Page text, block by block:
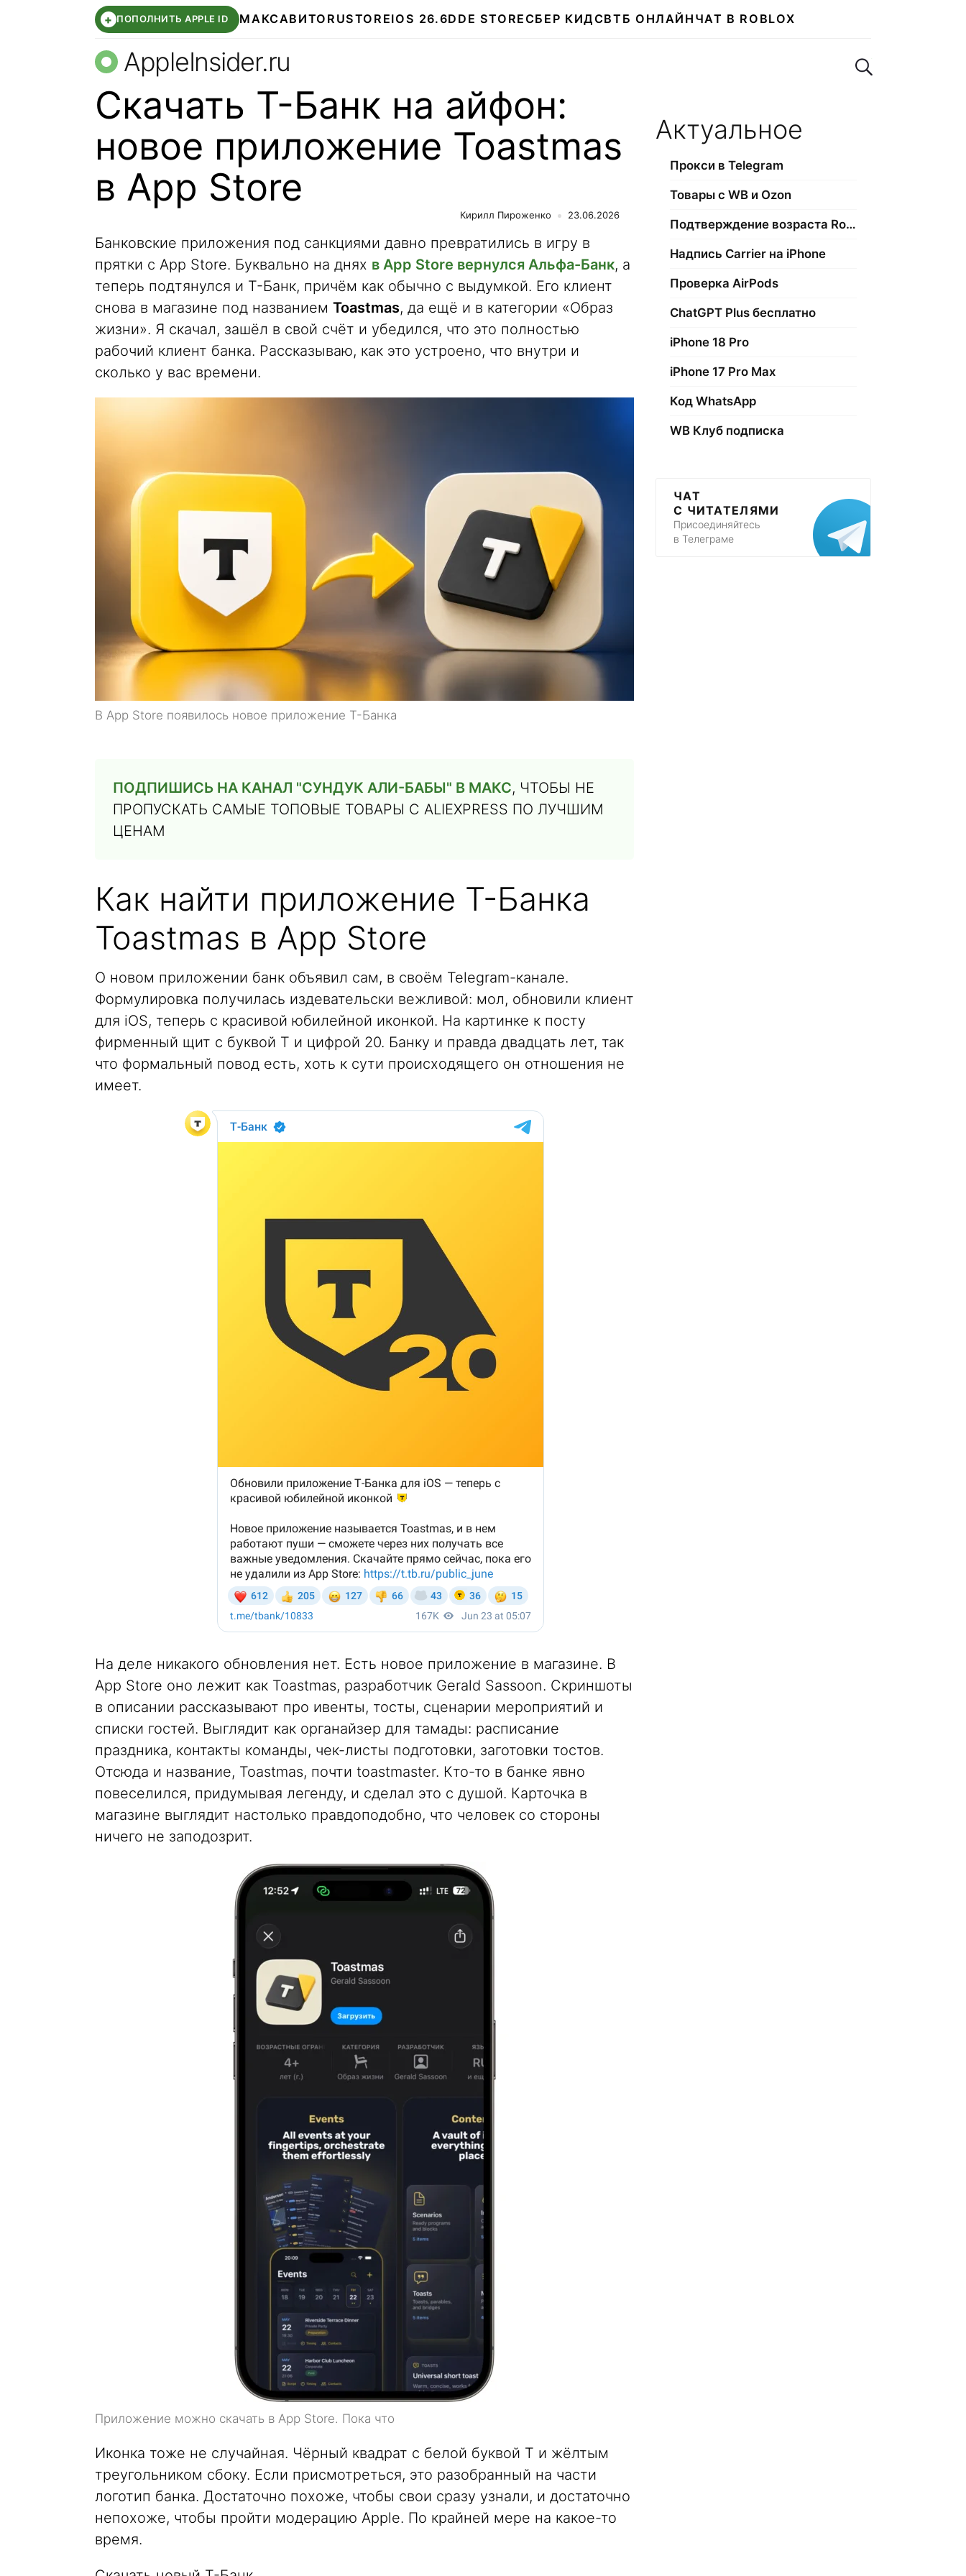
+ ПОПОЛНИТЬ APPLE ID МАКСАВИТО RUSTOREIOS 26.6DDE STORE СБЕР КИДСВТБ ОНЛАЙН ЧАТ В ROBLOX
AppleInsider.ru Поиск по сайту
Скачать Т-Банк на айфон:
новое приложение Toastmas
в App Store
Кирилл Пироженко 23.06.2026
Банковские приложения под санкциями давно превратились в игру в
прятки с App Store. Буквально на днях в App Store вернулся Альфа-Банк, а
теперь подтянулся и Т-Банк, причём как обычно с выдумкой. Его клиент
снова в магазине под названием Toastmas, да ещё и в категории «Образ
жизни». Я скачал, зашёл в свой счёт и убедился, что это полностью
рабочий клиент банка. Рассказываю, как это устроено, что внутри и
сколько у вас времени.
В App Store появилось новое приложение Т-Банка
ПОДПИШИСЬ НА КАНАЛ "СУНДУК АЛИ-БАБЫ" В МАКС, ЧТОБЫ НЕ
ПРОПУСКАТЬ САМЫЕ ТОПОВЫЕ ТОВАРЫ С ALIEXPRESS ПО ЛУЧШИМ
ЦЕНАМ
Как найти приложение Т-Банка
Toastmas в App Store
О новом приложении банк объявил сам, в своём Telegram-канале.
Формулировка получилась издевательски вежливой: мол, обновили клиент
для iOS, теперь с красивой юбилейной иконкой. На картинке к посту
фирменный щит с буквой T и цифрой 20. Банку и правда двадцать лет, так
что формальный повод есть, хоть к сути происходящего он отношения не
имеет.
На деле никакого обновления нет. Есть новое приложение в магазине. В
App Store оно лежит как Toastmas, разработчик Gerald Sassoon. Скриншоты
в описании рассказывают про ивенты, тосты, сценарии мероприятий и
списки гостей. Выглядит как органайзер для тамады: расписание
праздника, контакты команды, чек-листы подготовки, заготовки тостов.
Отсюда и название, Toastmas, почти toastmaster. Кто-то в банке явно
повеселился, придумывая легенду, и сделал это с душой. Карточка в
магазине выглядит настолько правдоподобно, что человек со стороны
ничего не заподозрит.
Приложение можно скачать в App Store. Пока что
Иконка тоже не случайная. Чёрный квадрат с белой буквой T и жёлтым
треугольником сбоку. Если присмотреться, это разобранный на части
логотип банка. Достаточно похоже, чтобы свои сразу узнали, и достаточно
непохоже, чтобы пройти модерацию Apple. По крайней мере на какое-то
время.
Актуальное
Прокси в Telegram
Товары с WB и Ozon
Подтверждение возраста Roblox
Надпись Carrier на iPhone
Проверка AirPods
ChatGPT Plus бесплатно
iPhone 18 Pro
iPhone 17 Pro Max
Код WhatsApp
WB Клуб подписка
ЧАТ
С ЧИТАТЕЛЯМИ
Присоединяйтесь
в Телеграме